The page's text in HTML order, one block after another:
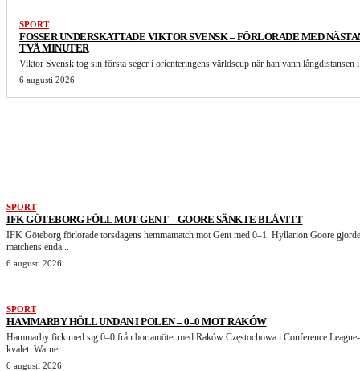
SPORT
FOSSER UNDERSKATTADE VIKTOR SVENSK – FÖRLORADE MED
TVÅ MINUTER
Viktor Svensk tog sin första seger i orienteringens världscup när han vann långdistansen
6 augusti 2026
SPORT
IFK GÖTEBORG FÖLL MOT GENT – GOORE SÄNKTE BLÅVITT
IFK Göteborg förlorade torsdagens hemmamatch mot Gent med 0–1. Hyllarion Goore gjorde
matchens enda...
6 augusti 2026
SPORT
HAMMARBY HÖLL UNDAN I POLEN – 0–0 MOT RAKÓW
Hammarby fick med sig 0–0 från bortamötet med Raków Częstochowa i Conference League-
kvalet. Warner...
6 augusti 2026